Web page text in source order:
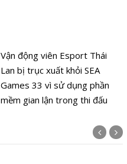
Vận động viên Esport Thái
Lan bị trục xuất khỏi SEA
Games 33 vì sử dụng phần
mềm gian lận trong thi đấu